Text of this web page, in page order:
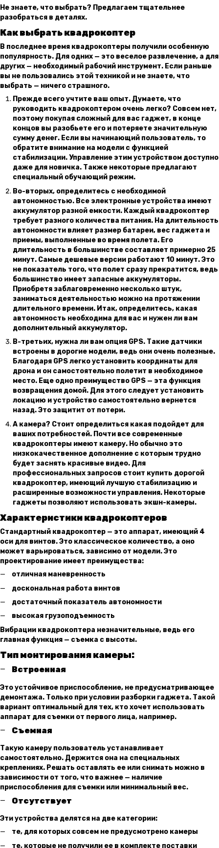
Не знаете, что выбрать? Предлагаем тщательнее
разобраться в деталях.
Как выбрать квадрокоптер
В последнее время квадрокоптеры получили особенную
популярность. Для одних — это веселое развлечение, а для
других — необходимый рабочий инструмент. Если раньше
вы не пользовались этой техникой и не знаете, что
выбрать — ничего страшного.
Прежде всего учтите ваш опыт. Думаете, что
руководить квадрокоптером очень легко? Совсем нет,
поэтому покупая сложный для вас гаджет, в конце
концов вы разобьете его и потеряете значительную
сумму денег. Если вы начинающий пользователь, то
обратите внимание на модели с функцией
стабилизации. Управление этим устройством доступно
даже для новичка. Также некоторые предлагают
специальный обучающий режим.
Во-вторых, определитесь с необходимой
автономностью. Все электронные устройства имеют
аккумулятор разной емкости. Каждый квадрокоптер
требует разного количества питания. На длительность
автономности влияет размер батареи, вес гаджета и
приемы, выполненные во время полета. Его
длительность в большинстве составляет примерно 25
минут. Самые дешевые версии работают 10 минут. Это
не показатель того, что полет сразу прекратится, ведь
большинство имеет запасные аккумуляторы.
Приобретя заблаговременно несколько штук,
заниматься деятельностью можно на протяжении
длительного времени. Итак, определитесь, какая
автономность необходима для вас и нужен ли вам
дополнительный аккумулятор.
В-третьих, нужна ли вам опция GPS. Такие датчики
встроены в дорогие модели, ведь они очень полезные.
Благодаря GPS легко установить координаты для
дрона и он самостоятельно полетит в необходимое
место. Еще одно преимущество GPS — эта функция
возвращения домой. Для этого следует установить
локацию и устройство самостоятельно вернется
назад. Это защитит от потери.
А камера? Стоит определиться какая подойдет для
ваших потребностей. Почти все современные
квадрокоптеры имеют камеру. Но обычно это
низкокачественное дополнение с которым трудно
будет заснять красивые видео. Для
профессиональных запросов стоит купить дорогой
квадрокоптер, имеющий лучшую стабилизацию и
расширенные возможности управления. Некоторые
гаджеты позволяют использовать экшн-камеры.
Характеристики квадрокоптеров
Стандартный квадрокоптер — это аппарат, имеющий 4
оси для винтов. Это классическое количество, а оно
может варьироваться, зависимо от модели. Это
проектирование имеет преимущества:
отличная маневренность
доскональная работа винтов
достаточный показатель автономности
высокая грузоподъемность
Вибрации квадрокоптера незначительные, ведь его
главная функция — съемка с высоты.
Тип монтирования камеры:
Встроенная
Это устойчивое приспособление, не предусматривающее
демонтажа. Только при условии разборки гаджета. Такой
вариант оптимальный для тех, кто хочет использовать
аппарат для съемки от первого лица, например.
Съемная
Такую камеру пользователь устанавливает
самостоятельно. Держится она на специальных
креплениях. Решать оставлять ее или снимать можно в
зависимости от того, что важнее — наличие
приспособления для съемки или минимальный вес.
Отсутствует
Эти устройства делятся на две категории:
те, для которых совсем не предусмотрено камеры
те, которые не получили ее в комплекте поставки